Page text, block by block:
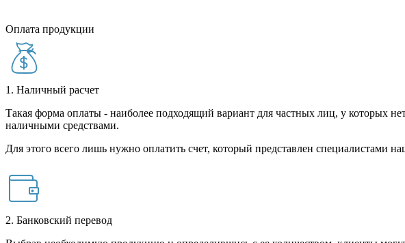
Оплата продукции
1. Наличный расчет
Такая форма оплаты - наиболее подходящий вариант для частных лиц, у которых
наличными средствами.
Для этого всего лишь нужно оплатить счет, который представлен специалистами
2. Банковский перевод